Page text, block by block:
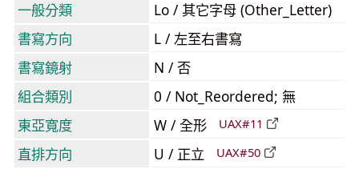
一般分類
Lo / 其它字母 (Other_Letter)
書寫方向
L / 左至右書寫
書寫鏡射
N / 否
組合類別
0 / Not_Reordered; 無
東亞寬度
W / 全形 UAX#11
直排方向 U / 正立 UAX#50